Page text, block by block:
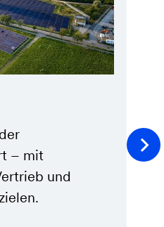
– mit
und